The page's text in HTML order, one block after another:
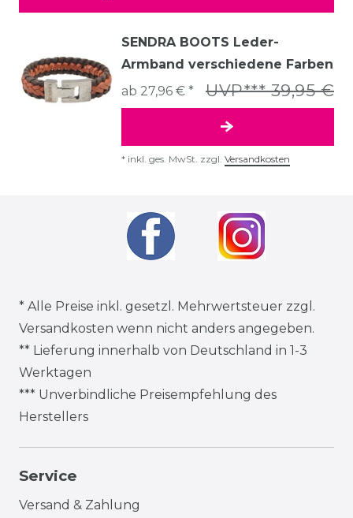
SENDRA BOOTS Leder-
Armband verschiedene Farben
UVP*** 39,95 €
ab 27,96 € *
* inkl. ges. MwSt. zzgl. Versandkosten
* Alle Preise inkl. gesetzl. Mehrwertsteuer zzgl.
Versandkosten wenn nicht anders angegeben.
** Lieferung innerhalb von Deutschland in 1-3
Werktagen
*** Unverbindliche Preisempfehlung des
Herstellers
Service
Versand & Zahlung